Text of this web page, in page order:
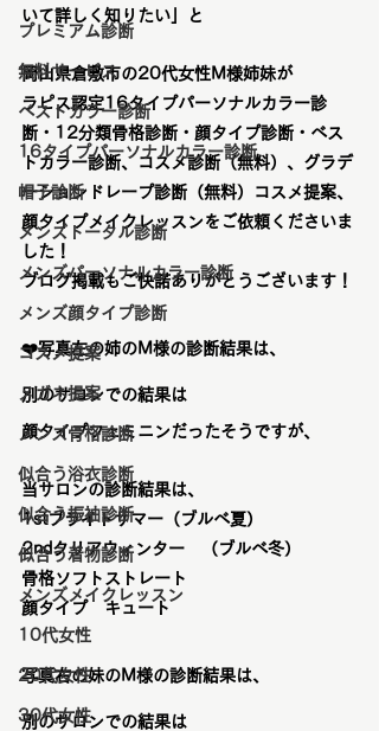
プレミアム診断
無料サービス
ベストカラー診断
16タイプパーソナルカラー診断
帽子診断
メンズトータル診断
メンズパーソナルカラー診断
メンズ顔タイプ診断
コスメ提案
メガネ提案
メンズ骨格診断
似合う浴衣診断
似合う振袖診断
似合う着物診断
メンズメイクレッスン
10代女性
20代女性
30代女性
いて詳しく知りたい」と
岡山県倉敷市の20代女性M様姉妹が
ラピス認定16タイプパーソナルカラー診
断・12分類骨格診断・顔タイプ診断・ベス
トカラー診断、コスメ診断（無料）、グラデ
ーションドレープ診断（無料）コスメ提案、
顔タイプメイクレッスンをご依頼くださいま
した！
ブログ掲載もご快諾ありがとうございます！
❤️写真左の姉のM様の診断結果は、
別のサロンでの結果は
顔タイプフェミニンだったそうですが、
当サロンの診断結果は、
1stブライトサマー（ブルベ夏）
2ndクリアウィンター　（ブルベ冬）
骨格ソフトストレート
顔タイプ　キュート
写真右の妹のM様の診断結果は、
別のサロンでの結果は